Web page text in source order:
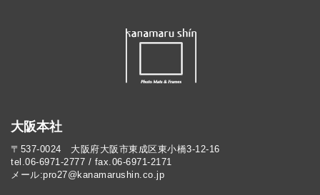
大阪本社
〒537-0024 大阪府大阪市東成区東小橋3-12-16
tel.06-6971-2777 / fax.06-6971-2171
メール:pro27@kanamarushin.co.jp​